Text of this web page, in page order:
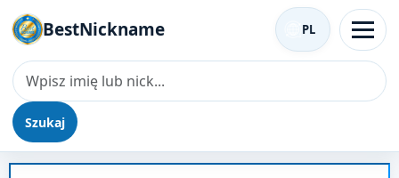
BestNickname
Szukaj
PL
Nick - Vishnu